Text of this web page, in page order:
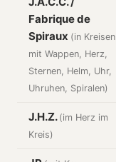
Fabrique de
Spiraux (in Kreisen
mit Wappen, Herz,
Sternen, Helm, Uhr,
Uhruhen, Spiralen)
J.H.Z. (im Herz im
Kreis)